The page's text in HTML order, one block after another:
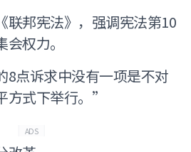
联邦宪法》，强调宪法第10
权力。
8点诉求中没有一项是不对
方式下举行。”
ADS